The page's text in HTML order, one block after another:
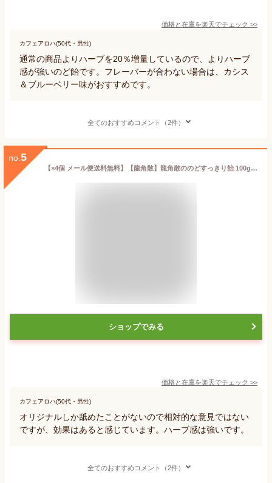
価格と在庫を楽天でチェック >>
カフェアロハ(50代・男性)
通常の商品よりハーブを20％増量しているので、よりハーブ
感が強いのど飴です。フレーバーが合わない場合は、カシス
＆ブルーベリー味がおすすめです。
全てのおすすめコメント（2件）
no. 5
【×4個 メール便送料無料】【龍角散】龍角散ののどすっきり飴 100g(4987240631415) のど飴(のどあめ) 飴・キャンディー お菓子
ショップでみる
価格と在庫を楽天でチェック >>
カフェアロハ(50代・男性)
オリジナルしか舐めたことがないので相対的な意見ではない
ですが、効果はあると感じています。ハーブ感は強いです。
全てのおすすめコメント（2件）